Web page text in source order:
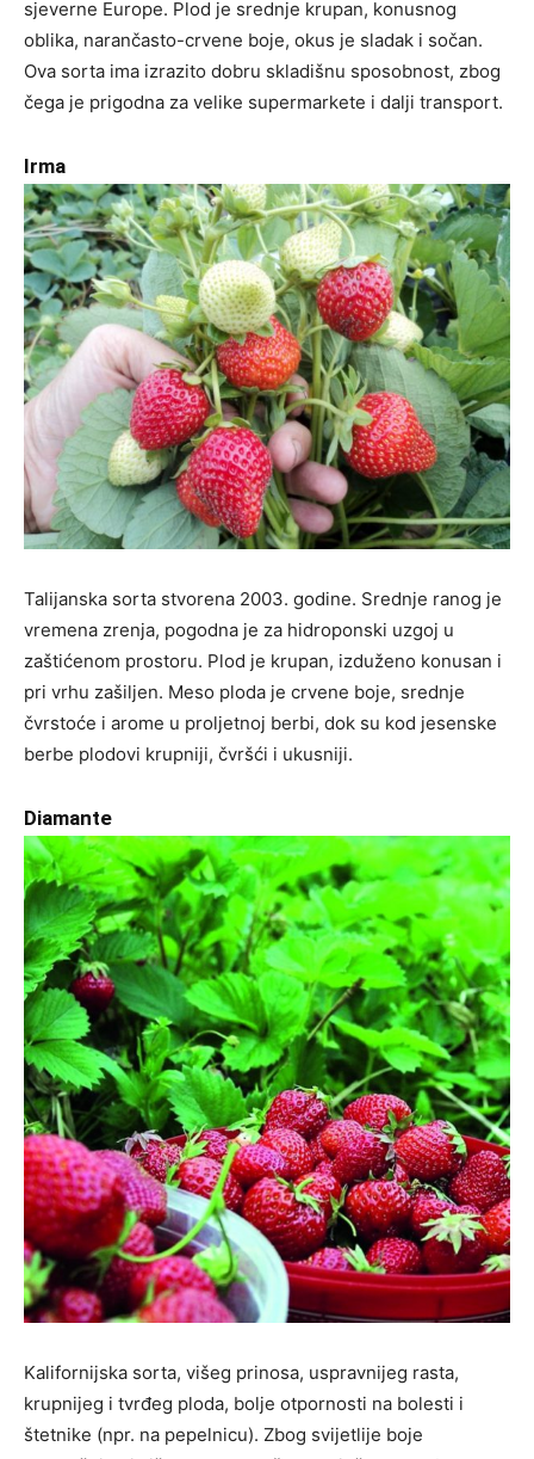
sjeverne Europe. Plod je srednje krupan, konusnog
oblika, narančasto-crvene boje, okus je sladak i sočan.
Ova sorta ima izrazito dobru skladišnu sposobnost, zbog
čega je prigodna za velike supermarkete i dalji transport.
Irma
Talijanska sorta stvorena 2003. godine. Srednje ranog je
vremena zrenja, pogodna je za hidroponski uzgoj u
zaštićenom prostoru. Plod je krupan, izduženo konusan i
pri vrhu zašiljen. Meso ploda je crvene boje, srednje
čvrstoće i arome u proljetnoj berbi, dok su kod jesenske
berbe plodovi krupniji, čvršći i ukusniji.
Diamante
Kalifornijska sorta, višeg prinosa, uspravnijeg rasta,
krupnijeg i tvrđeg ploda, bolje otpornosti na bolesti i
štetnike (npr. na pepelnicu). Zbog svijetlije boje